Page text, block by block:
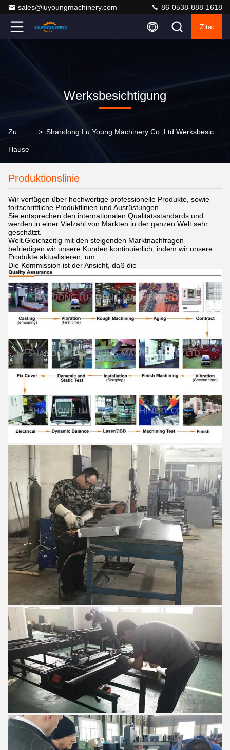
sales@luyoungmachinery.com 86-0538-888-1618
Zitat
Werksbesichtigung
Zu
Hause
> Shandong Lu Young Machinery Co.,ltd Werksbesichtigung
Produktionslinie
Wir verfügen über hochwertige professionelle Produkte, sowie
fortschrittliche Produktlinien und Ausrüstungen.
Sie entsprechen den internationalen Qualitätsstandards und
werden in einer Vielzahl von Märkten in der ganzen Welt sehr
geschätzt.
Welt.Gleichzeitig mit den steigenden Marktnachfragen
befriedigen wir unsere Kunden kontinuierlich, indem wir unsere
Produkte aktualisieren, um
Die Kommission ist der Ansicht, daß die